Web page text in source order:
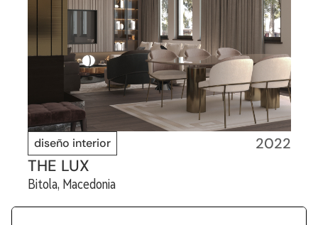
diseño interior 2022
THE LUX
Bitola, Macedonia